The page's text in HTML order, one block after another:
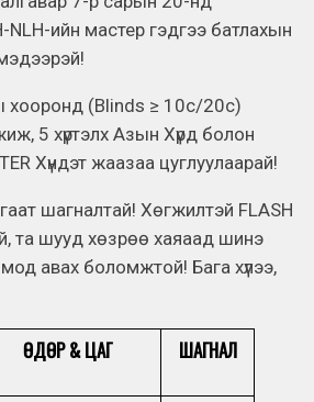
NLH-ийн мастер гэдгээ батлахын
хооронд (Blinds ≥ 10c/20c)
5 хүртэлх Азын Хүрд болон
Хүндэт жаазаа цуглуулаарай!
шагналтай! Хөгжилтэй FLASH
та шууд хөзрөө хаяаад шинэ
авах боломжтой! Бага хүлээ,
ӨДӨР & ЦАГ ШАГНАЛ